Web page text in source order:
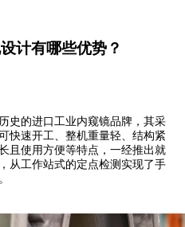
计有哪些优势？
史的进口工业内窥镜品牌，其采
快速开工、整机重量轻、结构紧
且使用方便等特点，一经推出就
从工作站式的定点检测实现了手